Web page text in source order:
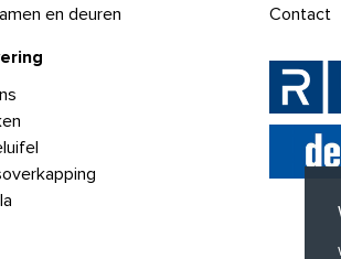
en deuren
Contact